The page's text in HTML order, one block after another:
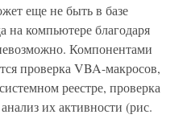
еще не быть в базе
компьютере благодаря
Компонентами
проверка VBA-макросов,
реестре, проверка
их активности (рис.